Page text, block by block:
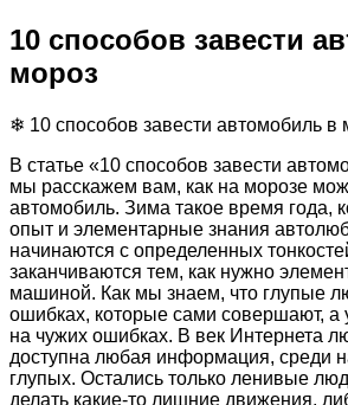
10 способов завести
мороз
❄ 10 способов завести автомобиль в
В статье «10 способов завести
мы расскажем вам, как на морозе
автомобиль. Зима такое время года,
опыт и элементарные знания
начинаются с определенных
заканчиваются тем, как нужно
машиной. Как мы знаем, что глупые
ошибках, которые сами совершают, а
на чужих ошибках. В век Интернета
доступна любая информация, среди
глупых. Остались только ленивые
делать какие-то лишние движения,